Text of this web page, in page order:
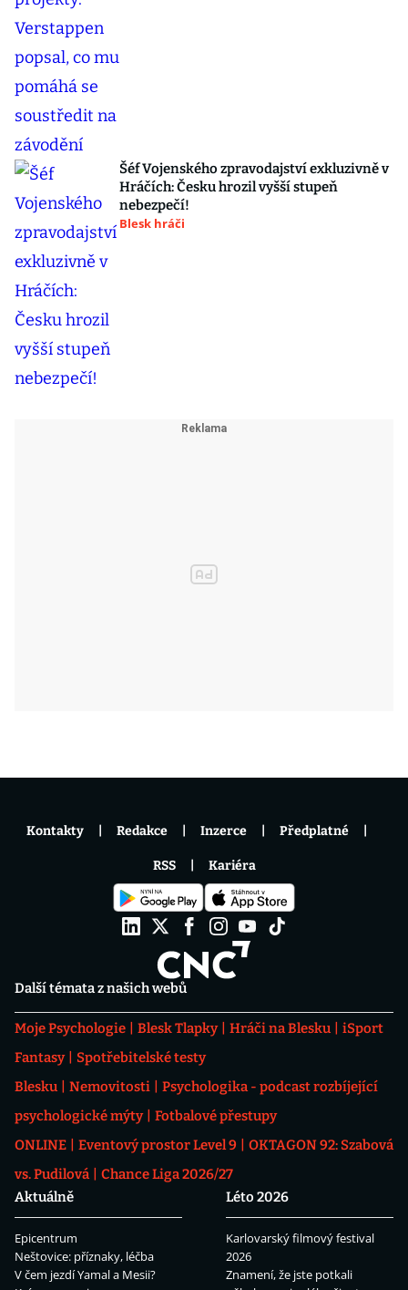
Šéf Vojenského zpravodajství exkluzivně v
Hráčích: Česku hrozil vyšší stupeň
nebezpečí!
Blesk hráči
Další témata z našich webů
Moje Psychologie Blesk Tlapky Hráči na Blesku
iSport
Fantasy
Spotřebitelské testy
Blesku
Nemovitosti
Psychologika - podcast rozbíjející
psychologické mýty
Fotbalové přestupy
ONLINE
Eventový prostor Level 9
OKTAGON 92: Szabová
vs. Pudilová
Chance Liga 2026/27
Aktuálně
Epicentrum
Neštovice: příznaky, léčba
V čem jezdí Yamal a Mesii?
Léto 2026
Karlovarský filmový festival
2026
Znamení, že jste potkali
Kontakty Redakce Inzerce Předplatné
RSS Kariéra